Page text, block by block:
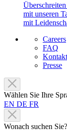
mit unseren
mit
Careers
FAQ
Kontakt
Presse
Wählen Sie Ihre
EN DE FR
Wonach suchen Sie?